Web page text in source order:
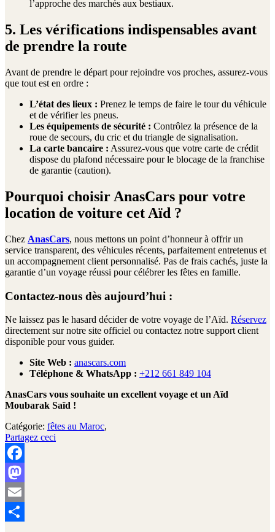
l’approche des marchés aux bestiaux.
5. Les vérifications indispensables avant
de prendre la route
Avant de prendre le départ pour rejoindre vos proches, assurez-vous
que tout est en ordre :
L’état des lieux : Prenez le temps de faire le tour du véhicule
et de vérifier les pneus.
Les équipements de sécurité : Contrôlez la présence de la
roue de secours, du cric et du triangle de signalisation.
La carte bancaire : Assurez-vous que votre carte de crédit
dispose du plafond nécessaire pour le blocage de la franchise
de garantie (caution).
Pourquoi choisir AnasCars pour votre
location de voiture cet Aïd ?
Chez AnasCars, nous mettons un point d’honneur à offrir un
service transparent, des véhicules récents, parfaitement entretenus et
un accompagnement client personnalisé. Pas de frais cachés, juste la
garantie d’un voyage réussi pour célébrer les fêtes en famille.
Contactez-nous dès aujourd’hui :
Ne laissez pas le hasard décider de votre voyage de l’Aïd. Réservez
directement sur notre site officiel ou contactez notre support client
disponible pour vous guider.
Site Web : anascars.com
Téléphone & WhatsApp : +212 661 849 104
AnasCars vous souhaite un excellent voyage et un Aïd
Moubarak Saïd !
Catégorie: fêtes au Maroc,
Partagez ceci
Facebook
Mastodon
Email